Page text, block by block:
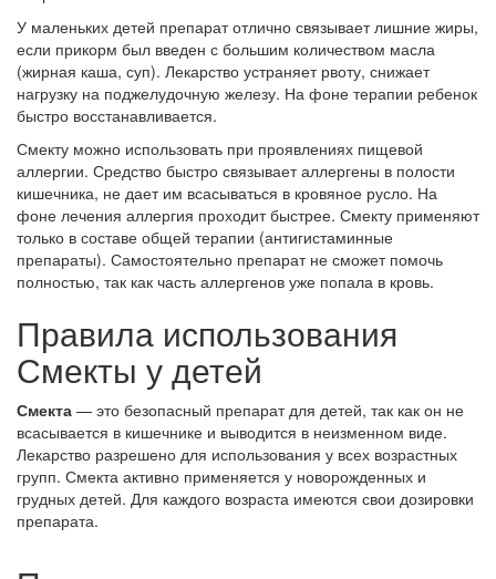
У маленьких детей препарат отлично связывает лишние жиры,
если прикорм был введен с большим количеством масла
(жирная каша, суп). Лекарство устраняет рвоту, снижает
нагрузку на поджелудочную железу. На фоне терапии ребенок
быстро восстанавливается.
Смекту можно использовать при проявлениях пищевой
аллергии. Средство быстро связывает аллергены в полости
кишечника, не дает им всасываться в кровяное русло. На
фоне лечения аллергия проходит быстрее. Смекту применяют
только в составе общей терапии (антигистаминные
препараты). Самостоятельно препарат не сможет помочь
полностью, так как часть аллергенов уже попала в кровь.
Правила использования
Смекты у детей
Смекта — это безопасный препарат для детей, так как он не
всасывается в кишечнике и выводится в неизменном виде.
Лекарство разрешено для использования у всех возрастных
групп. Смекта активно применяется у новорожденных и
грудных детей. Для каждого возраста имеются свои дозировки
препарата.